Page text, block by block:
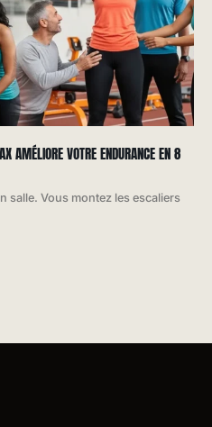
AMÉLIORE VOTRE ENDURANCE EN 8
salle. Vous montez les escaliers